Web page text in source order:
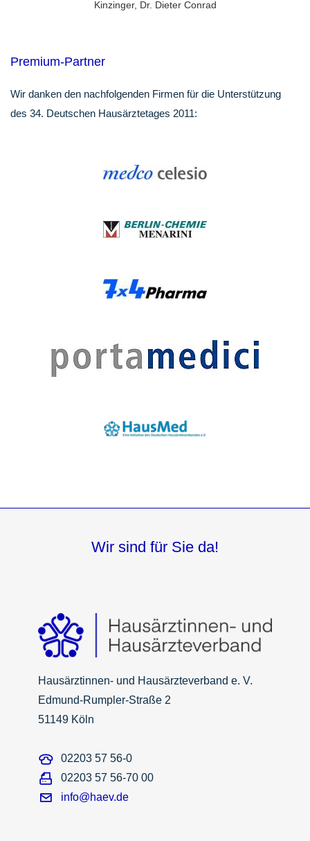
Kinzinger, Dr. Dieter Conrad
Premium-Partner
Wir danken den nachfolgenden Firmen für die Unterstützung
des 34. Deutschen Hausärztetages 2011:
Wir sind für Sie da!
Hausärztinnen- und Hausärzteverband e. V.
Edmund-Rumpler-Straße 2
51149 Köln
02203 57 56-0
02203 57 56-70 00
info@haev.de